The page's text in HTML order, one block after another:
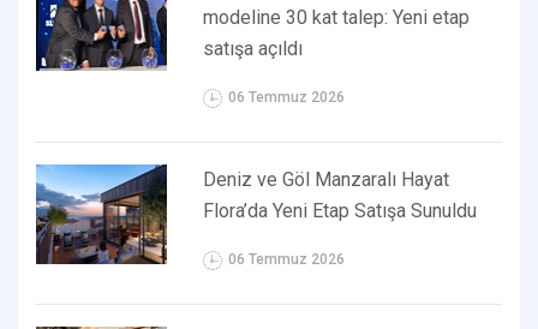
modeline 30 kat talep: Yeni etap
satışa açıldı
06 Temmuz 2026
Deniz ve Göl Manzaralı Hayat
Flora’da Yeni Etap Satışa Sunuldu
06 Temmuz 2026